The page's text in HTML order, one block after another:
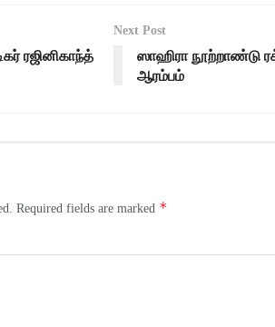
ரஜினிகாந்த்
Next Post
ஸாஹிரா நூற்றாண்டு
ஆரம்பம்
Required fields are marked *